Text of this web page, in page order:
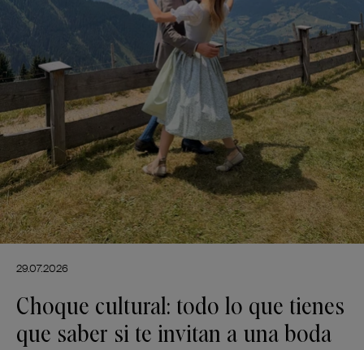
29.07.2026
Choque cultural: todo lo que tienes
que saber si te invitan a una boda